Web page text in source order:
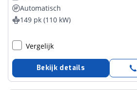
Automatisch
149 pk (110 kW)
Vergelijk
Bekijk details